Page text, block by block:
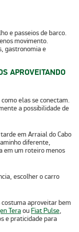
e passeios de barco.
movimento.
gastronomia e
APROVEITANDO
elas se conectam.
a possibilidade de
em Arraial do Cabo
diferente,
em um roteiro menos
escolher o carro
costuma aproveitar bem
TeraouFiat Pulse,
e praticidade para